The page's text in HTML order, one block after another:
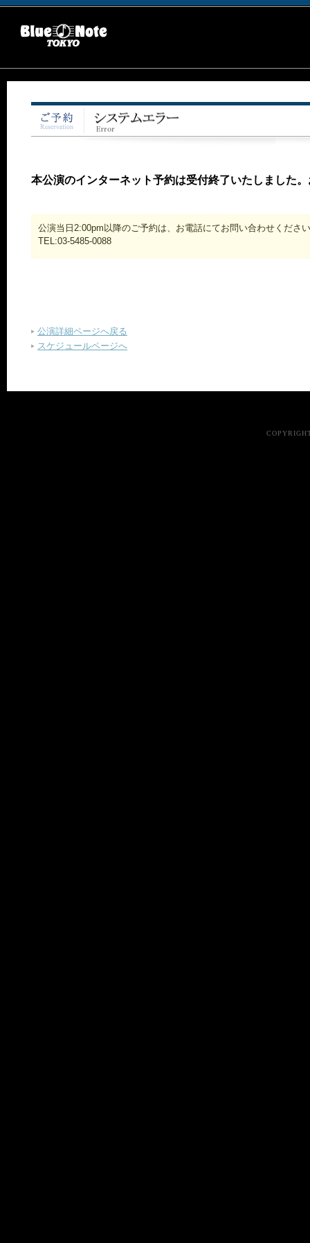
本公演のインターネット予約は受付終了いたしました
公演当日2:00pm以降のご予約は、お電話にてお問い合わせくださ
TEL:03-5485-0088
公演詳細ページへ戻る
スケジュールページへ